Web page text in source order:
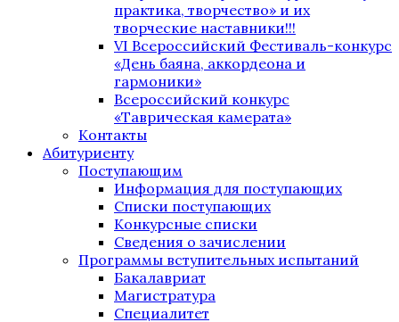
практика, творчество» и их
творческие наставники!!!
VI Всероссийский Фестиваль-конкурс
«День баяна, аккордеона и
гармоники»
Всероссийский конкурс
«Таврическая камерата»
Контакты
Абитуриенту
Поступающим
Информация для поступающих
Списки поступающих
Конкурсные списки
Сведения о зачислении
Программы вступительных испытаний
Бакалавриат
Магистратура
Специалитет